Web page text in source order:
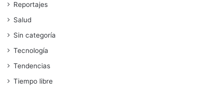
Reportajes
Salud
Sin categoría
Tecnología
Tendencias
Tiempo libre